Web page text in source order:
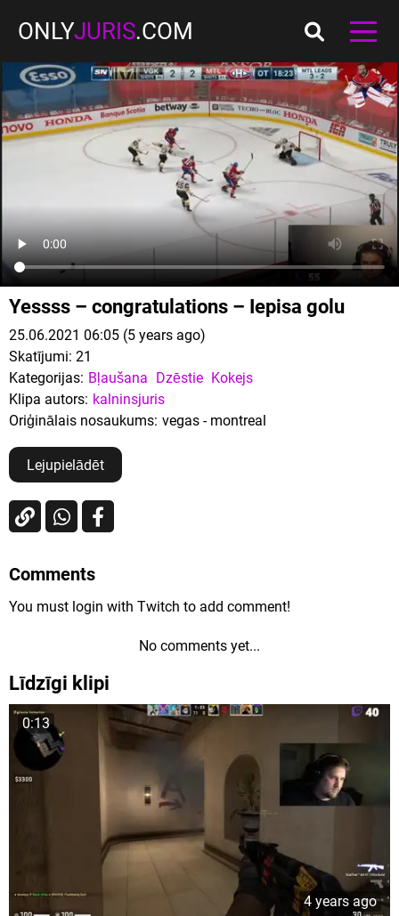
ONLYJURIS.COM
Yessss – congratulations – Iepisa golu
25.06.2021 06:05 (5 years ago)
Skatījumi: 21
Kategorijas: Bļaušana Dzēstie Kokejs
Klipa autors: kalninsjuris
Oriģinālais nosaukums: vegas - montreal
Lejupielādēt
Comments
You must login with Twitch to add comment!
No comments yet...
Līdzīgi klipi
0:13
4 years ago